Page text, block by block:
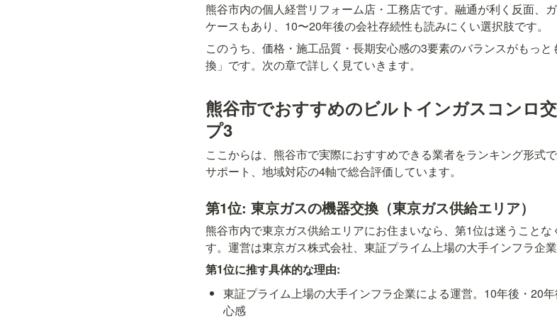
熊谷市内の個人経営リフォーム店・工務店です。融通が利く反面、
ケースもあり、10〜20年後の会社存続性も読みにくい選択肢です。
このうち、価格・施工品質・長期安心感の3要素のバランスがもっ
換」です。次の章で詳しく見ていきます。
熊谷市でおすすめのビルトインガスコンロ
プ3
ここからは、熊谷市で実際におすすめできる業者をランキング形式
サポート、地域対応の4軸で総合評価しています。
第1位: 東京ガスの機器交換（東京ガス供給エリア）
熊谷市内で東京ガス供給エリアにお住まいなら、第1位は迷うこと
す。運営は東京ガス株式会社、東証プライム上場の大手インフラ企業
第1位に推す具体的な理由:
東証プライム上場の大手インフラ企業による運営。10年後・20
心感